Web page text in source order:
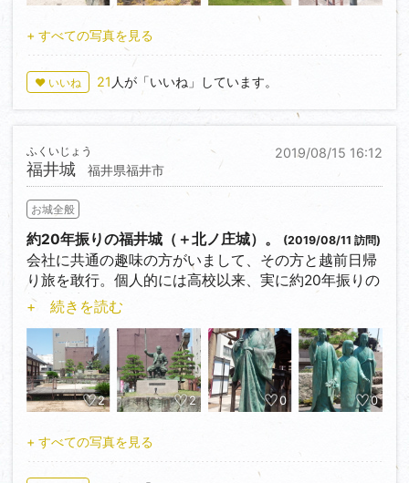
口宗永の供養碑がありますので、手を合わせておきま
しょう。
しかし日がかなり傾いてきたので、眺望がよいらしい
東丸跡は諦め（白山連山が眺められるそうです
山しました。
ん草藪が凄過ぎ…。
ちなみに対面所跡ですが、本丸跡と同等かそれ以上の
広さです。調査の結果、ここには城主の普段住まいの
居館があったと推定されています。
今回はかなり急ぎ足での訪城でしたが、石垣こそ見あ
たらなかったものの戦国時代の面影を充分に感じられ
る素晴らしいお城でした。
隅々まで見たかったし、その頃には白山もキレイでし
ょうし。
子を育てながら苦しい生活を送り、しかも片目のハン
デを持っていたという後家さんでした。
お静さんは、息子を侍に取り立てることを条件に人柱
になることを受け入れ、天守の中柱の下あたり深くに
埋められました。
かくして天守台は崩れることなく完成、天守も建ちま
した。
しかし勝豊が移封になってしまったために約束はつい
に果たされることはありませんでした。
お静さんの怨みは亡霊となって片目の蛇になり、城の
井戸深くに棲みつき、時折現れては恨み言を述べ立て
たそうです。
また、人柱に立たされた四月中旬になると長雨が降り
続き、『お静の涙雨』と呼ばれるようになったとか。
さらに、城の堀の藻を刈り取る時の小唄にもお静さん
は登場します。
『堀の藻刈りに 降るこの雨は いとしお静の血の
涙』と。
いよいよ天守へ。
天守台の野面積みの石垣も見事ですが、石段の周りに
れていますが、はてさて。
天守内部はかなり実用的。狭間や格子出窓などはもち
今回福井城関連で見れなかったもの…福井城本丸内
（御廊下橋と山里口御門、天守台など）、中央公園
（御座所跡）、養浩館庭園、舎人門、瑞源寺（本丸御
殿の一部が本堂、書院として残っています）。見れな
さすぎでしょ(T_T)
次回への課題ということで…。
とりあえず越前にきたら、おろしそばを食わぬ訳には
ゆかぬ。私のオススメは、つくも地区にある老舗『三
井屋』です。約20年前もここでいただきました。やっ
ぱり美味い…！
あとは、南条SAの土産物コーナーにて見つけた、マエ
ダセイカ様の羽二重餅。
包み紙がなんと福井城の古図！お城好きにはたまらな
いでしょう。
気がつけばコレ持ってレジに並んでました（笑）。
+ すべての写真を見る
♥ いいね 21 人が「いいね」しています。
2019/08/15 16:12
福井城
ふくいじょう
福井県福井市
お城全般
約20年振りの福井城（＋北ノ庄城）。 (2019/08/11 訪問)
会社に共通の趣味の方がいまして、その方と越前日帰
り旅を敢行。個人的には高校以来、実に約20年振りの
福井再訪となります。
です。
天正三年（1575）、越前一向一揆との戦いで活躍した
功績により信長より越前北ノ庄四十九万石を与えられ
定、北ノ庄城築城と城下町の整備に着手しました。
足羽川を天然の堀として利用し、その足羽川と吉野川
+ 続きを読む
2 2 0 0
+ すべての写真を見る